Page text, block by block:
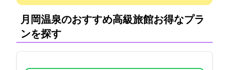
月岡温泉のおすすめ高級旅館:お得なプラ
ンを探す